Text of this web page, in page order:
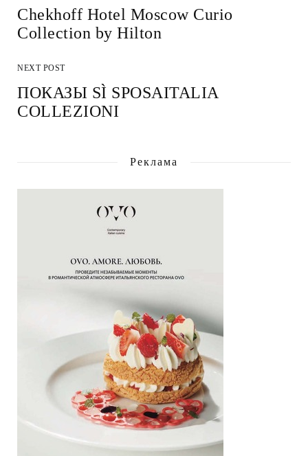
Chekhoff Hotel Moscow Curio
Collection by Hilton
NEXT POST
ПОКАЗЫ SÌ SPOSAITALIA
COLLEZIONI
Реклама